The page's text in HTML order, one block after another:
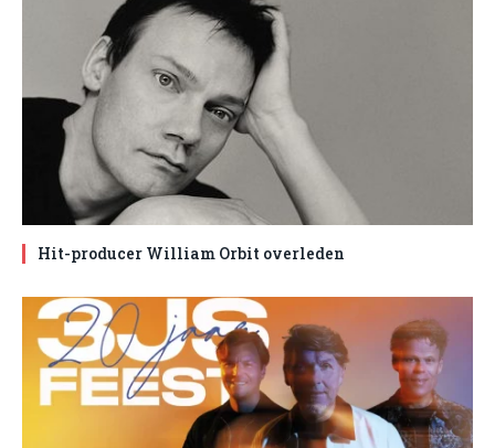
Hit-producer William Orbit overleden